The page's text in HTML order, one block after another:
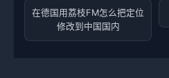
在德国用荔枝FM怎么把定位
修改到中国国内